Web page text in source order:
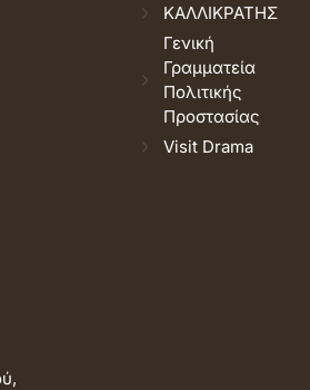
ΚΑΛΛΙΚΡΑΤΗΣ
Γενική
Γραμματεία
Πολιτικής
Προστασίας
Visit Drama